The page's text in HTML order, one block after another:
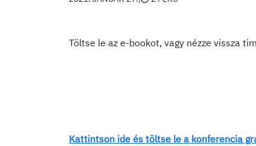
Töltse le az e-bookot, vagy nézze vissza
Kattintson ide és töltse le a konferencia